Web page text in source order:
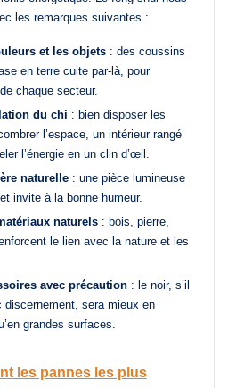
les remarques suivantes :
et les objets : des coussins
en terre cuite par-là, pour
chaque secteur.
du chi : bien disposer les
l’espace, un intérieur rangé
l’énergie en un clin d’œil.
naturelle : une pièce lumineuse
invite à la bonne humeur.
naturels : bois, pierre,
le lien avec la nature et les
avec précaution : le noir, s’il
discernement, sera mieux en
grandes surfaces.
les pannes les plus